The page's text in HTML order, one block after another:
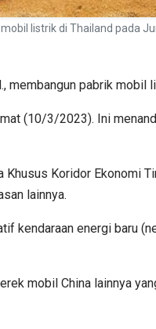
listrik di Thailand pada
membangun pabrik mobil
(10/3/2023). Ini
Koridor Ekonomi
lainnya.
kendaraan energi baru
mobil China lainnya